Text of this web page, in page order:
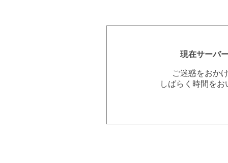
現在サーバ
ご迷惑をおか
しばらく時間を